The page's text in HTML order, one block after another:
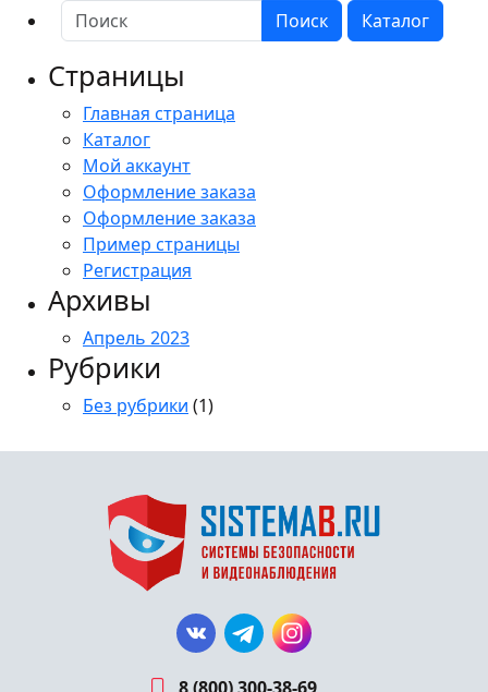
Поиск Каталог
Страницы
Главная страница
Каталог
Мой аккаунт
Оформление заказа
Оформление заказа
Пример страницы
Регистрация
Архивы
Апрель 2023
Рубрики
Без рубрики (1)